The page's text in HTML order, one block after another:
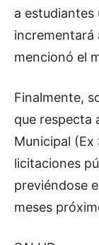
a estudiantes
incrementará
mencionó el
Finalmente,
que respecta
Municipal (Ex
licitaciones
previéndose
meses